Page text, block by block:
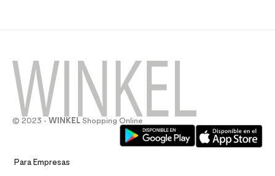
© 2023 - WINKEL Shopping Online
Para Empresas